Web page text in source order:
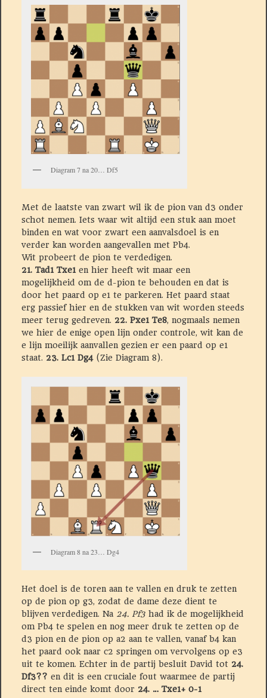
Diagram 7 na 20… Df5
Met de laatste van zwart wil ik de pion van d3 onder
schot nemen. Iets waar wit altijd een stuk aan moet
binden en wat voor zwart een aanvalsdoel is en
verder kan worden aangevallen met Pb4.
Wit probeert de pion te verdedigen.
21. Tad1 Txe1en hier heeft wit maar een
mogelijkheid om de d-pion te behouden en dat is
door het paard op e1 te parkeren. Het paard staat
erg passief hier en de stukken van wit worden steeds
meer terug gedreven. 22. Pxe1 Te8, nogmaals nemen
we hier de enige open lijn onder controle, wit kan de
e lijn moeilijk aanvallen gezien er een paard op e1
staat. 23. Lc1 Dg4(Zie Diagram 8).
Diagram 8 na 23… Dg4
Het doel is de toren aan te vallen en druk te zetten
op de pion op g3, zodat de dame deze dient te
blijven verdedigen. Na 24. Pf3had ik de mogelijkheid
om Pb4 te spelen en nog meer druk te zetten op de
d3 pion en de pion op a2 aan te vallen, vanaf b4 kan
het paard ook naar c2 springen om vervolgens op e3
uit te komen. Echter in de partij besluit David tot 24.
Df3?? en dit is een cruciale fout waarmee de partij
direct ten einde komt door 24. … Txe1+ 0-1